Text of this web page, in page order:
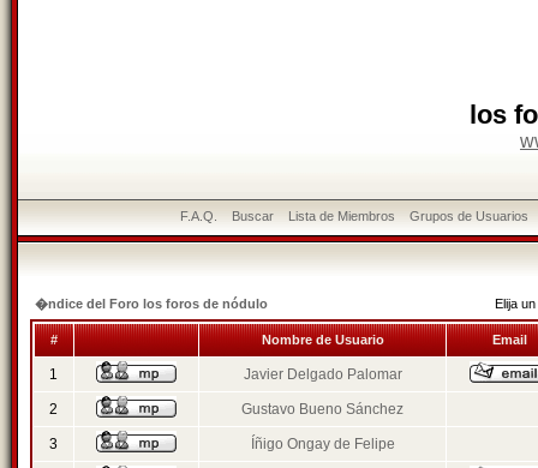
los
F.A.Q. Buscar Lista de Miembros Grupos de Usuarios
�ndice del Foro los foros de nódulo Elija
# Nombre de Usuario Email
1 Javier Delgado Palomar
2 Gustavo Bueno Sánchez
3 Íñigo Ongay de Felipe